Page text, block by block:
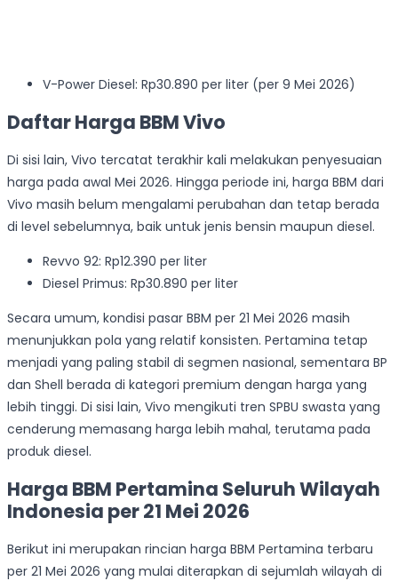
V-Power Diesel: Rp30.890 per liter (per 9 Mei 2026)
Daftar Harga BBM Vivo
Di sisi lain, Vivo tercatat terakhir kali melakukan penyesuaian
harga pada awal Mei 2026. Hingga periode ini, harga BBM dari
Vivo masih belum mengalami perubahan dan tetap berada
di level sebelumnya, baik untuk jenis bensin maupun diesel.
Revvo 92: Rp12.390 per liter
Diesel Primus: Rp30.890 per liter
Secara umum, kondisi pasar BBM per 21 Mei 2026 masih
menunjukkan pola yang relatif konsisten. Pertamina tetap
menjadi yang paling stabil di segmen nasional, sementara BP
dan Shell berada di kategori premium dengan harga yang
lebih tinggi. Di sisi lain, Vivo mengikuti tren SPBU swasta yang
cenderung memasang harga lebih mahal, terutama pada
produk diesel.
Harga BBM Pertamina Seluruh Wilayah
Indonesia per 21 Mei 2026
Berikut ini merupakan rincian harga BBM Pertamina terbaru
per 21 Mei 2026 yang mulai diterapkan di sejumlah wilayah di